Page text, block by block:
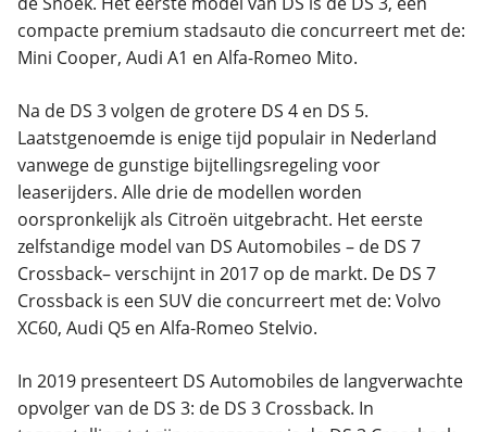
compacte premium stadsauto die concurreert met de:
Mini Cooper, Audi A1 en Alfa-Romeo Mito.
Na de DS 3 volgen de grotere DS 4 en DS 5.
Laatstgenoemde is enige tijd populair in Nederland
vanwege de gunstige bijtellingsregeling voor
leaserijders. Alle drie de modellen worden
oorspronkelijk als Citroën uitgebracht. Het eerste
zelfstandige model van DS Automobiles – de DS 7
Crossback– verschijnt in 2017 op de markt. De DS 7
Crossback is een SUV die concurreert met de: Volvo
XC60, Audi Q5 en Alfa-Romeo Stelvio.
In 2019 presenteert DS Automobiles de langverwachte
opvolger van de DS 3: de DS 3 Crossback. In